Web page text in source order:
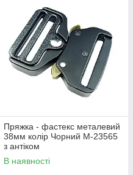
Пряжка - фастекс металевий
38мм колір Чорний М-23565
з антіком
В наявності